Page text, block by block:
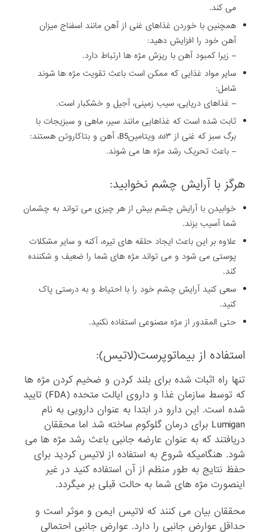
می کند.
همچنین با خوردن غذاهای غنی از آهن مانند اسفناج میزان
آهن خود را افزایش دهید:
– زیرا کمبود آهن با ریزش مژه ها ارتباط دارد.
سایر مواد غذایی که ممکن است باعث تقویت مژه ها شوند
شامل:
– غذاهای دریایی، سیب زمینی، آجیل و خشکبار است.
ثابت شده است که غذاهایی مانند سیر، ماهی و سبزیجات با
برگ سبز که غنی از ω۳، ویتامینB5، آهن و بتاکاروتن هستند:
– باعث تحریک رشد مژه ها می شوند.
هرگز با آرایش چشم نخوابید:
خوابیدن با آرایش چشم بیش از هر چیزی می تواند به چشمان
شما آسیب بزند.
علاوه بر این باعث ایجاد حلقه های تیره، آکنه و سایر مشکلات
پوستی می شود و می تواند مژه های شما را ضعیف و شکننده
کند.
سعی کنید آرایش چشم خود را با احتیاط و به درستی پاک
کنید.
حتی المقدور از مژه مصنوعی استفاده نکنید.
استفاده از بیماتوپرست(لاتیس):
تنها راه اثبات شده برای بلند کردن و ضخیم کردن مژه ها
که توسط سازمان غذا و داروی ایالت متحده (FDA) تایید
شده است. این دارو در ابتدا به عنوان دارویی به نام
Lumigan برای درمان گلوکوم ساخته شد اما محققان
دریافتند که به عنوان عارضه جانبی باعث رشد مژه ها می
شود. هنگامیکه شروع به استفاده از لاتیس کردید برای
حفظ نتایج به طور منظم از آن استفاده کنید در غیر
اینصورت مژه های شما به حالت قبلی بر میگردد.
محققان بیان می کنند که لاتیس ایمن و موثر است و
حداقل عوارض جانبی را دارد. عوارض جانبی احتمالی